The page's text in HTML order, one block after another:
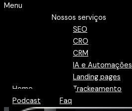
Menu
Home
Nossos serviços
SEO
CRO
CRM
IA e Automações
Landing pages
Trackeamento
Podcast
Faq